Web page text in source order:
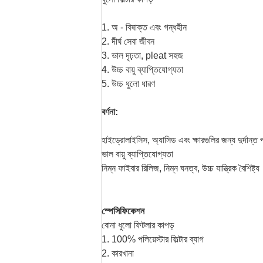
1. অ - বিষাক্ত এবং গন্ধহীন
2. দীর্ঘ সেবা জীবন
3. ভাল দৃঢ়তা, pleat সহজ
4. উচ্চ বায়ু ব্যাপ্তিযোগ্যতা
5. উচ্চ ধুলো ধারণ
বর্ণনা:
হাইড্রোলাইসিস, অ্যাসিড এবং ক্ষারগুলির জন্য দুর্দান্ত
ভাল বায়ু ব্যাপ্তিযোগ্যতা
নিম্ন ফাইবার রিলিজ, নিম্ন ঘনত্ব, উচ্চ যান্ত্রিক বৈশিষ্ট্য
স্পেসিফিকেশন
বোনা ধুলো ফিটলার কাপড়
1. 100% পলিয়েস্টার ফিল্টার ব্যাগ
2. কারখানা